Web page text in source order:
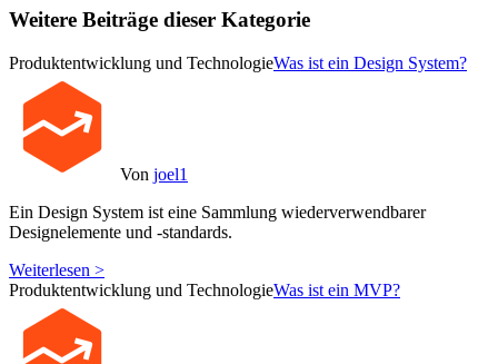
Weitere Beiträge dieser Kategorie
Produktentwicklung und TechnologieWas ist ein Design System?
Von joel1
Ein Design System ist eine Sammlung wiederverwendbarer
Designelemente und -standards.
Weiterlesen >
Produktentwicklung und TechnologieWas ist ein MVP?